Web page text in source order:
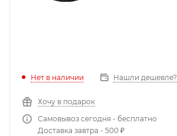
Нет в наличии Нашли дешевле?
Хочу в подарок
Самовывоз сегодня - бесплатно
Доставка завтра - 500 ₽